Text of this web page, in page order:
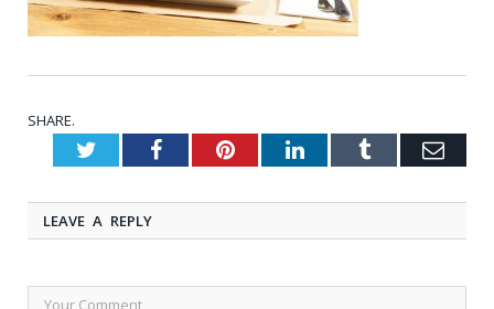
SHARE.
TwitterFacebookPinterestLinkedInTumblr
LEAVE A REPLY